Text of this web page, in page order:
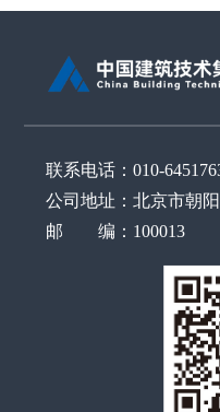
联系电话：010-
公司地址：北京市朝
邮 编：100013